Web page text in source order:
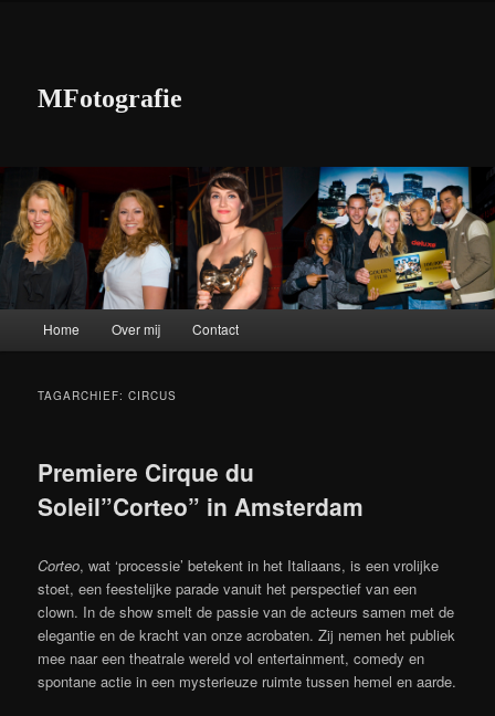
MFotografie
Spring naar de primaire inhoud
Spring naar de secundaire inhoud
Home Over mij Contact
TAGARCHIEF:CIRCUS
Premiere Cirque du
Soleil”Corteo” in Amsterdam
Corteo, wat ‘processie’ betekent in het Italiaans, is een vrolijke
stoet, een feestelijke parade vanuit het perspectief van een
clown. In de show smelt de passie van de acteurs samen met de
elegantie en de kracht van onze acrobaten. Zij nemen het publiek
mee naar een theatrale wereld vol entertainment, comedy en
spontane actie in een mysterieuze ruimte tussen hemel en aarde.